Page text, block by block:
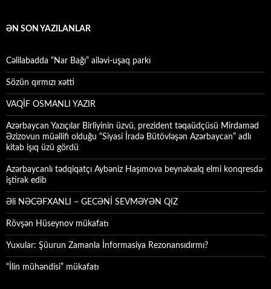
ƏN SON YAZILANLAR
Cəlilabadda “Nar Bağı” ailəvi-uşaq parkı
Sözün qırmızı xətti
VAQİF OSMANLI YAZIR
Azərbaycan Yazıçılar Birliyinin üzvü, prezident təqaüdçüsü Mirdaməd
Əzizovun müəllifi olduğu “Siyasi İradə Bütövləşən Azərbaycan” adlı
kitab işıq üzü gördü
Azərbaycanlı tədqiqatçı Aybəniz Haşımova beynəlxalq elmi konqresdə
iştirak edib
Əli NƏCƏFXANLI – GECƏNİ SEVMƏYƏN QIZ
Rövşən Hüseynov mükafatı
Yuxular: Şüurun Zamanla İnformasiya Rezonansıdırmı?
“İlin mühəndisi” mükafatı